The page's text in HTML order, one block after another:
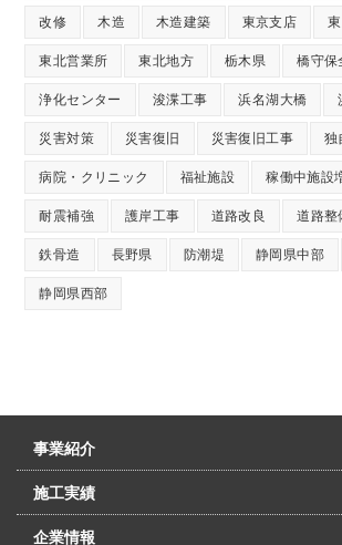
改修 木造 木造建築 東京支店
東北営業所 東北地方 栃木県 橋守保
浄化センター 浚渫工事 浜名湖大橋
災害対策 災害復旧 災害復旧工事 独
病院・クリニック 福祉施設 稼働中施設
耐震補強 護岸工事 道路改良 道路整
鉄骨造 長野県 防潮堤 静岡県中部
静岡県西部
事業紹介
土木本部
建築本部
PPP・PFI
リフォーム・リノベーション
中村建設の家
施工実績
土木部門
建築部門
リフォーム部門
住宅部門
名古屋支店
東京支店
企業情報